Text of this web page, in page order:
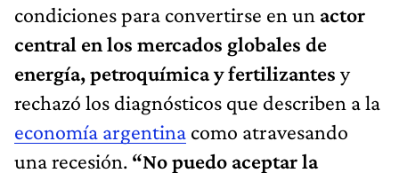
condiciones para convertirse en un actor
central en los mercados globales de
energía, petroquímica y fertilizantes y
rechazó los diagnósticos que describen a la
economía argentina como atravesando
una recesión. “No puedo aceptar la